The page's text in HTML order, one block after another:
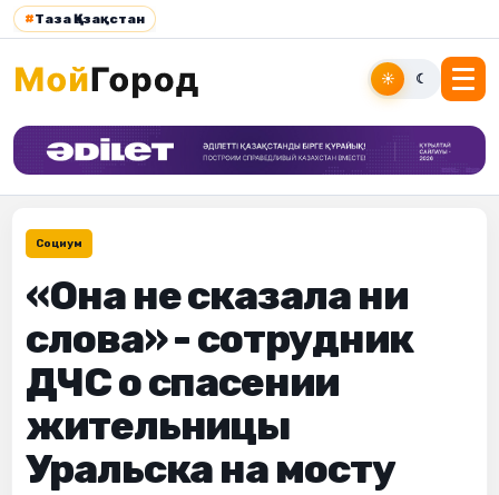
#Таза Қазақстан
☀ ☾
Социум
«Она не сказала ни
слова» - сотрудник
ДЧС о спасении
жительницы
Уральска на мосту